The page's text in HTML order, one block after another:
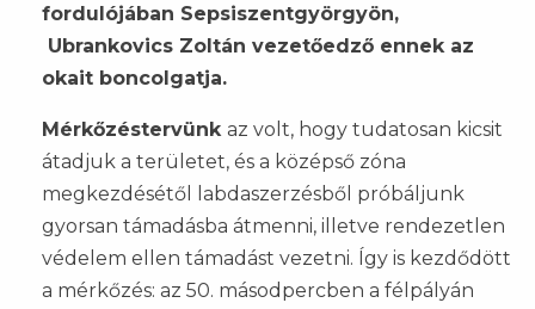
fordulójában Sepsiszentgyörgyön,
Ubrankovics Zoltán vezetőedző ennek az
okait boncolgatja.
Mérkőzéstervünk az volt, hogy tudatosan kicsit
átadjuk a területet, és a középső zóna
megkezdésétől labdaszerzésből próbáljunk
gyorsan támadásba átmenni, illetve rendezetlen
védelem ellen támadást vezetni. Így is kezdődött
a mérkőzés: az 50. másodpercben a félpályán